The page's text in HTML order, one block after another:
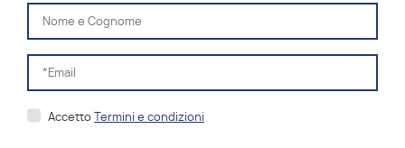
Accetto Termini e condizioni